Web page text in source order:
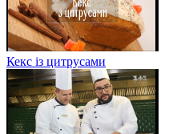
Кекс із цитрусами